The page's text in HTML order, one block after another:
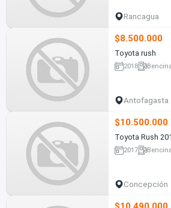
Rancagua
$8.500.000
Toyota rush
2018
Antofagasta
$10.500.000
Toyota Rush
2017
Concepción